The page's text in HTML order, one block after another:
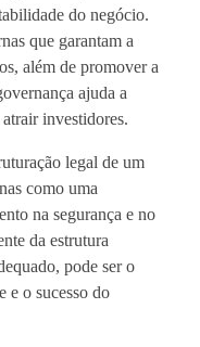
do negócio.
que garantam a
além de promover a
ajuda a
investidores.
legal de um
como uma
na segurança e no
da estrutura
pode ser o
e o sucesso do